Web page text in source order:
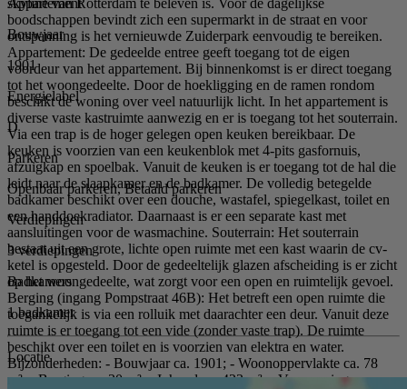
skyline van Rotterdam te beleven is. Voor de dagelijkse
boodschappen bevindt zich een supermarkt in de straat en voor
ontspanning is het vernieuwde Zuiderpark eenvoudig te bereiken.
Appartement: De gedeelde entree geeft toegang tot de eigen
voordeur van het appartement. Bij binnenkomst is er direct toegang
tot het woongedeelte. Door de hoekligging en de ramen rondom
beschikt de woning over veel natuurlijk licht. In het appartement is
diverse vaste kastruimte aanwezig en er is toegang tot het souterrain.
Via een trap is de hoger gelegen open keuken bereikbaar. De
keuken is voorzien van een keukenblok met 4-pits gasfornuis,
afzuigkap en spoelbak. Vanuit de keuken is er toegang tot de hal die
leidt naar de slaapkamer en de badkamer. De volledig betegelde
badkamer beschikt over een douche, wastafel, spiegelkast, toilet en
een handdoekradiator. Daarnaast is er een separate kast met
aansluitingen voor de wasmachine. Souterrain: Het souterrain
bestaat uit een grote, lichte open ruimte met een kast waarin de cv-
ketel is opgesteld. Door de gedeeltelijk glazen afscheiding is er zicht
op het woongedeelte, wat zorgt voor een open en ruimtelijk gevoel.
Berging (ingang Pompstraat 46B): Het betreft een open ruimte die
toegankelijk is via een rolluik met daarachter een deur. Vanuit deze
ruimte is er toegang tot een vide (zonder vaste trap). De ruimte
beschikt over een toilet en is voorzien van elektra en water.
Bijzonderheden: - Bouwjaar ca. 1901; - Woonoppervlakte ca. 78
m²; - Berging ca. 30 m²; - Inhoud ca. 423 m³; - Verwarming en
Bouwjaar
1901
Energielabel
D
Parkeren
Openbaar parkeren, Betaald parkeren
Verdiepingen
3 verdiepingen
Badkamers
1 badkamer
Locatie